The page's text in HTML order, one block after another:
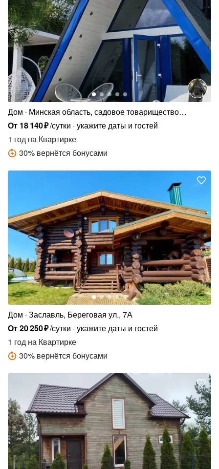
Дом
Минская область, садовое товарищество
Надежда
От 18140₽/сутки укажите даты и гостей
1 год на Квартирке
30% вернётся бонусами
Дом Заславль, Береговая ул., 7А
От20250₽/сутки укажите даты и гостей
1 год на Квартирке
30% вернётся бонусами